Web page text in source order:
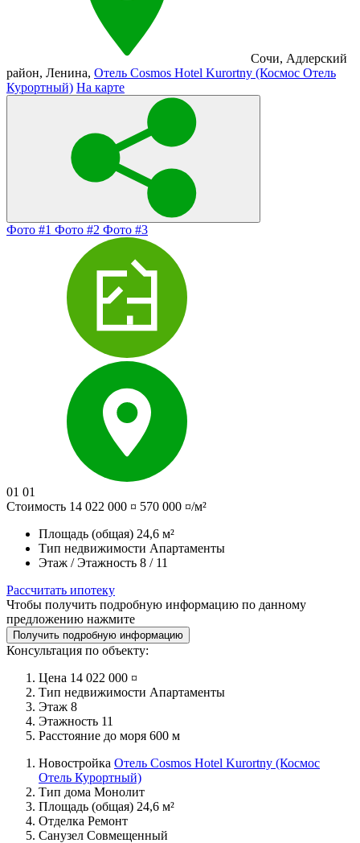
Сочи, Адлерский
район, Ленина, Отель Cosmos Hotel Kurortny (Космос Отель
Курортный) На карте
Фото #1 Фото #2 Фото #3
01 01
Стоимость 14 022 000 ¤ 570 000 ¤/м²
Площадь (общая) 24,6 м²
Тип недвижимости Апартаменты
Этаж / Этажность 8 / 11
Рассчитать ипотеку
Чтобы получить подробную информацию по данному
предложению нажмите
Получить подробную информацию
Консультация по объекту:
Цена 14 022 000 ¤
Тип недвижимости Апартаменты
Этаж 8
Этажность 11
Расстояние до моря 600 м
Новостройка Отель Cosmos Hotel Kurortny (Космос
Отель Курортный)
Тип дома Монолит
Площадь (общая) 24,6 м²
Отделка Ремонт
Санузел Совмещенный